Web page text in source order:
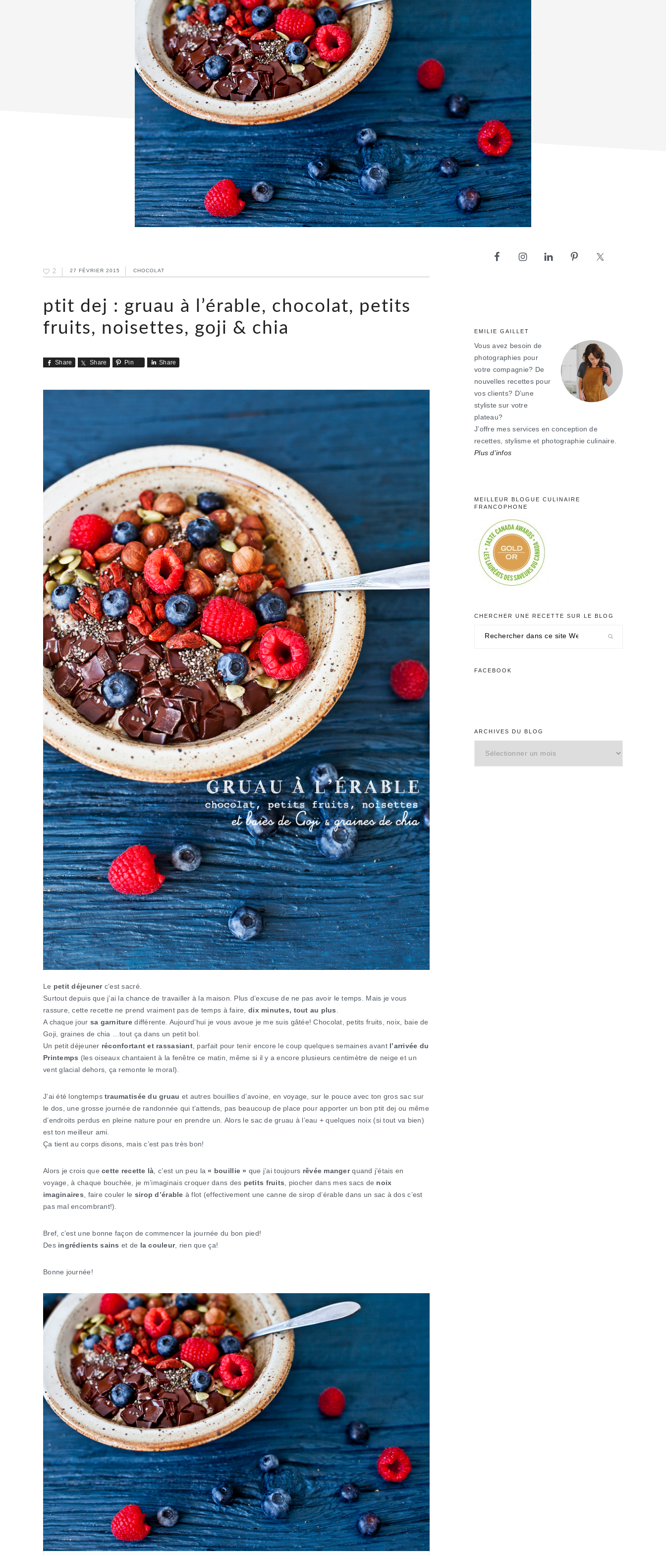
2 27 FÉVRIER 2015 CHOCOLAT
ptit dej : gruau à l’érable, chocolat, petits
fruits, noisettes, goji & chia
Share Share Pin Share
Le petit déjeunerc’est sacré.
Surtout depuis que j’ai la chance de travailler à la maison. Plus d’excuse de ne pas avoir le temps. Mais je vous
rassure, cette recette ne prend vraiment pas de temps à faire,dix minutes, tout au plus .
A chaque jour sa garniture différente. Aujourd’hui je vous avoue je me suis gâtée! Chocolat, petits fruits, noix, baie de
Goji, graines de chia …tout ça dans un petit bol.
Un petit déjeuner réconfortant et rassasiant, parfait pour tenir encore le coup quelques semaines avant l’arrivée du
Printemps (les oiseaux chantaient à la fenêtre ce matin, même si il y a encore plusieurs centimètre de neige et un
vent glacial dehors, ça remonte le moral).
J’ai été longtempstraumatisée du gruau et autres bouillies d’avoine, en voyage, sur le pouce avec ton gros sac sur
le dos, une grosse journée de randonnée qui t’attends, pas beaucoup de place pour apporter un bon ptit dej ou même
d’endroits perdus en pleine nature pour en prendre un. Alors le sac de gruau à l’eau + quelques noix (si tout va bien)
est ton meilleur ami.
Ça tient au corps disons, mais c’est pas très bon!
Alors je crois quecette recette là, c’est un peu la« bouillie » que j’ai toujours rêvée mangerquand j’étais en
voyage, à chaque bouchée, je m’imaginais croquer dans des petits fruits, piocher dans mes sacs de noix
imaginaires, faire couler le sirop d’érable à flot (effectivement une canne de sirop d’érable dans un sac à dos c’est
pas mal encombrant!).
Bref, c’est une bonne façon de commencer la journée du bon pied!
Des ingrédients sains et de la couleur, rien que ça!
Bonne journée!
barre
EMILIE GAILLET
Vous avez besoin de
photographies pour
votre compagnie? De
nouvelles recettes pour
vos clients? D’une
styliste sur votre
plateau?
J’offre mes services en conception de
recettes, stylisme et photographie culinaire.
Plus d'infos
MEILLEUR BLOGUE CULINAIRE
FRANCOPHONE
CHERCHER UNE RECETTE SUR LE BLOG
FACEBOOK
ARCHIVES DU BLOG